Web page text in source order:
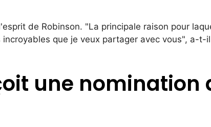
de Robinson. "La principale raison pour
que je veux partager avec vous", a-t-
une nomination